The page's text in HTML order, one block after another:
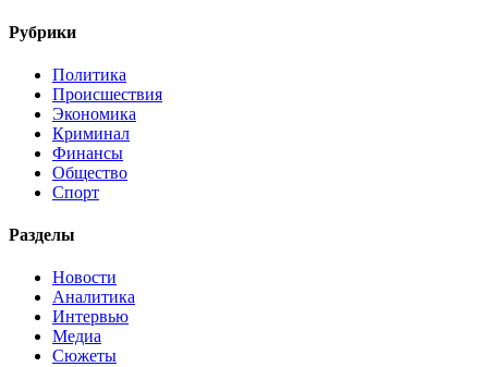
Рубрики
Политика
Происшествия
Экономика
Криминал
Финансы
Общество
Спорт
Разделы
Новости
Аналитика
Интервью
Медиа
Сюжеты